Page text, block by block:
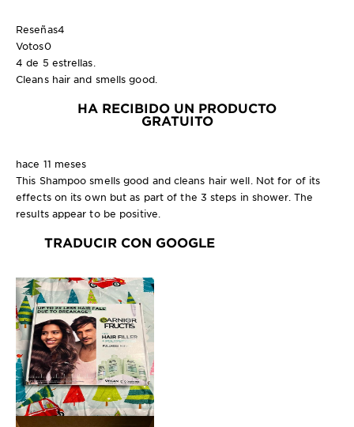
Reseñas4
Votos0
4 de 5 estrellas.
Cleans hair and smells good.
HA RECIBIDO UN PRODUCTO
GRATUITO
hace 11 meses
This Shampoo smells good and cleans hair well. Not for of its
effects on its own but as part of the 3 steps in shower. The
results appear to be positive.
TRADUCIR CON GOOGLE